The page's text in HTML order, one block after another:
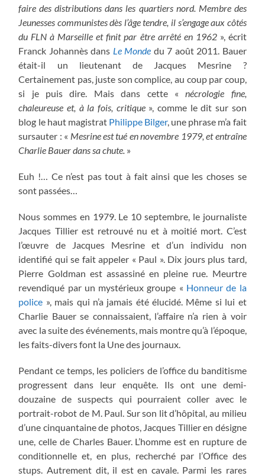
faire des distributions dans les quartiers nord. Membre des
Jeunesses communistes dès l’âge tendre, il s’engage aux côtés
du FLN à Marseille et finit par être arrêté en 1962», écrit
Franck Johannès dans Le Monde du 7 août 2011. Bauer
était-il un lieutenant de Jacques Mesrine ?
Certainement pas, juste son complice, au coup par coup,
si je puis dire. Mais dans cette «nécrologie fine,
chaleureuse et, à la fois, critique», comme le dit sur son
blog le haut magistrat Philippe Bilger, une phrase m’a fait
sursauter : « Mesrine est tué en novembre 1979, et entraîne
Charlie Bauer dans sa chute. »
Euh !… Ce n’est pas tout à fait ainsi que les choses se
sont passées…
Nous sommes en 1979. Le 10 septembre, le journaliste
Jacques Tillier est retrouvé nu et à moitié mort. C’est
l’œuvre de Jacques Mesrine et d’un individu non
identifié qui se fait appeler « Paul ». Dix jours plus tard,
Pierre Goldman est assassiné en pleine rue. Meurtre
revendiqué par un mystérieux groupe « Honneur de la
police », mais qui n’a jamais été élucidé. Même si lui et
Charlie Bauer se connaissaient, l’affaire n’a rien à voir
avec la suite des événements, mais montre qu’à l’époque,
les faits-divers font la Une des journaux.
Pendant ce temps, les policiers de l’office du banditisme
progressent dans leur enquête. Ils ont une demi-
douzaine de suspects qui pourraient coller avec le
portrait-robot de M. Paul. Sur son lit d’hôpital, au milieu
d’une cinquantaine de photos, Jacques Tillier en désigne
une, celle de Charles Bauer. L’homme est en rupture de
conditionnelle et, en plus, recherché par l’Office des
stups. Autrement dit, il est en cavale. Parmi les rares